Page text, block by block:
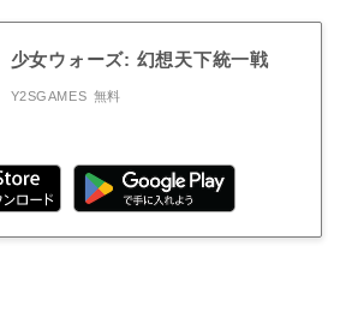
少女ウォーズ: 幻想天下統一戦
Y2SGAMES 無料